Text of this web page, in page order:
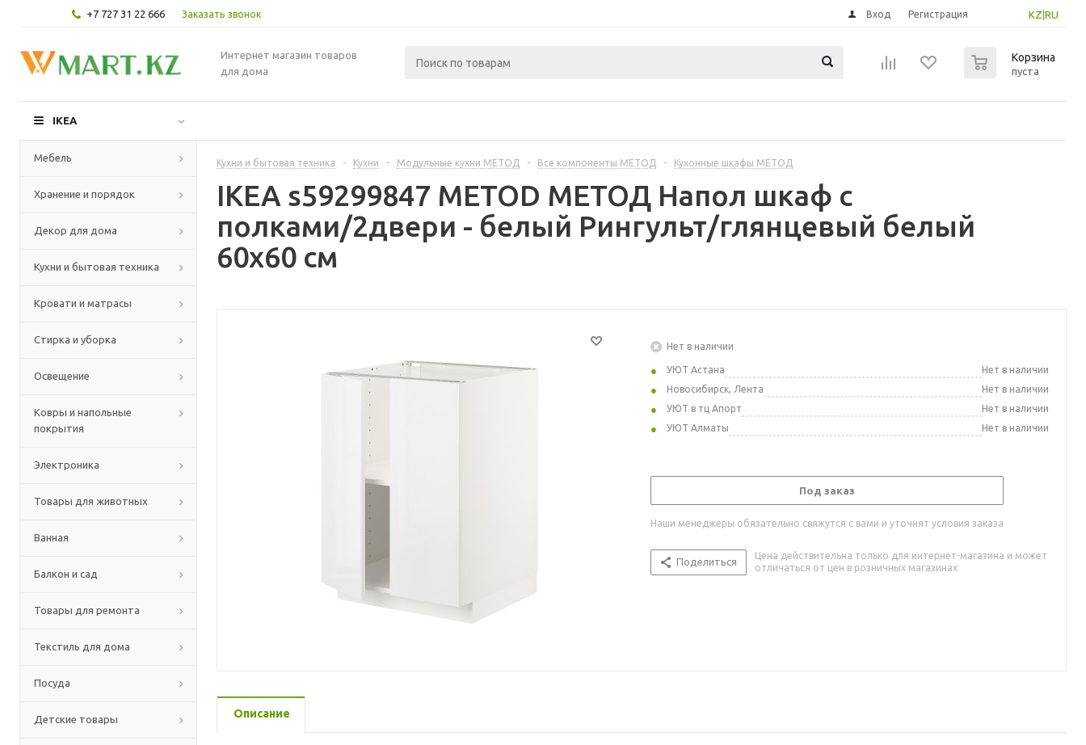
+7 727 31 22 666 Заказать звонок KZ RU
Вход Регистрация
Интернет магазин товаров
для дома
Корзина
пуста
IKEA
Мебель
Хранение и порядок
Декор для дома
Кухни и бытовая техника
Кровати и матрасы
Стирка и уборка
Освещение
Ковры и напольные
покрытия
Электроника
Товары для животных
Ванная
Балкон и сад
Товары для ремонта
Текстиль для дома
Посуда
Детские товары
Кухни и бытовая техника - Кухни - Модульные кухни МЕТОД - Все компоненты МЕТОД - Кухонные шкафы МЕТОД
IKEA s59299847 METOD МЕТОД Напол шкаф с
полками/2двери - белый Рингульт/глянцевый белый
60x60 см
Нет в наличии
УЮТ Астана
Нет в наличии
Новосибирск, Лента
Нет в наличии
УЮТ в тц Апорт
Нет в наличии
УЮТ Алматы
Нет в наличии
Под заказ
Наши менеджеры обязательно свяжутся с вами и уточнят условия заказа
Поделиться
Цена действительна только для интернет-магазина и может
отличаться от цен в розничных магазинах
Описание